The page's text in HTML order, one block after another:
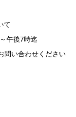
て
午後7時迄
問い合わせください